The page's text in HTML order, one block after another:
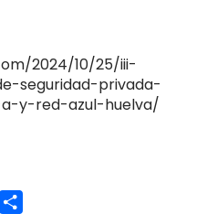
2024/10/25/iii-
seguridad-privada-
y-red-azul-huelva/
Email